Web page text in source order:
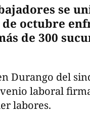
se
octubre
de 300
Durango del
laboral
labores.